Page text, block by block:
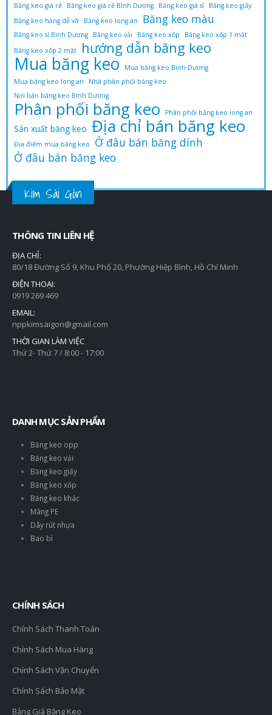
Băng keo giá rẻ
Băng keo giá rẻ Bình Dương Băng keo giá sỉ
Băng keo giấy
Băng keo hàng dễ vỡ
Băng keo long an Băng keo màu
Băng keo sỉ Bình Dương Băng keo vải Băng keo xốp
Băng keo xốp 1 mặt
Băng keo xốp 2 mặt
hướng dẫn băng keo
Mua băng keo
Mua băng keo Bình Dương
Mua băng keo long an
Nhà phân phối băng keo
Nơi bán băng keo Bình Dương
Phân phối băng keo Phân phối băng keo long an
Sản xuất băng keo Địa chỉ bán băng keo
Địa điểm mua băng keo
Ở đâu bán băng dính
Ở đâu bán băng keo
Kim Sài Gòn
THÔNG TIN LIÊN HỆ
ĐỊA CHỈ:
80/18 Đường Số 9, Khu Phố 20, Phường Hiệp Bình, Hồ Chí Minh
ĐIỆN THOẠI:
0919 269 469
EMAIL:
nppkimsaigon@gmail.com
THỜI GIAN LÀM VIỆC
Thứ 2- Thứ 7 / 8:00 - 17:00
DANH MỤC SẢN PHẨM
Băng keo opp
Băng keo vải
Băng keo giấy
Băng keo xốp
Băng keo khác
Màng PE
Dây rút nhựa
Bao bì
CHÍNH SÁCH
Chính Sách Thanh Toán
Chính Sách Mua Hàng
Chính Sách Vận Chuyển
Chính Sách Bảo Mật
Bảng Giá Băng Keo